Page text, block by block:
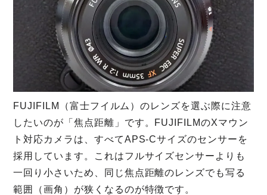
FUJIFILM（富士フイルム）のレンズを選ぶ際に注意
したいのが「焦点距離」です。FUJIFILMのXマウン
ト対応カメラは、すべてAPS-Cサイズのセンサーを
採用しています。これはフルサイズセンサーよりも
一回り小さいため、同じ焦点距離のレンズでも写る
範囲（画角）が狭くなるのが特徴です。